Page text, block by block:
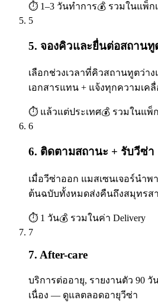
⏱ 1–3 วันทำการ💰 รวมในแพ็ก
5
5. จองคิวและยื่นต่อสถานทู
เลือกช่วงเวลาที่คิวสถานทูตว่า
เอกสารแทน + แจ้งทุกความเค
⏱ แล้วแต่ประเทศ💰 รวมในแพ็
6
6. ติดตามสถานะ + รับวีซ่า
เมื่อวีซ่าออก แมสเซนเจอร์นำพ
ต้นฉบับทั้งหมดส่งคืนถึงสมุทรส
⏱ 1 วัน💰 รวมในค่า Delivery
7
7. After-care
บริการต่ออายุ, รายงานตัว 90 วั
เนื่อง — ดูแลตลอดอายุวีซ่า